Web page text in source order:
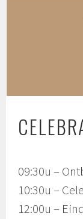
09:30u –
10:30u –
12:00u –